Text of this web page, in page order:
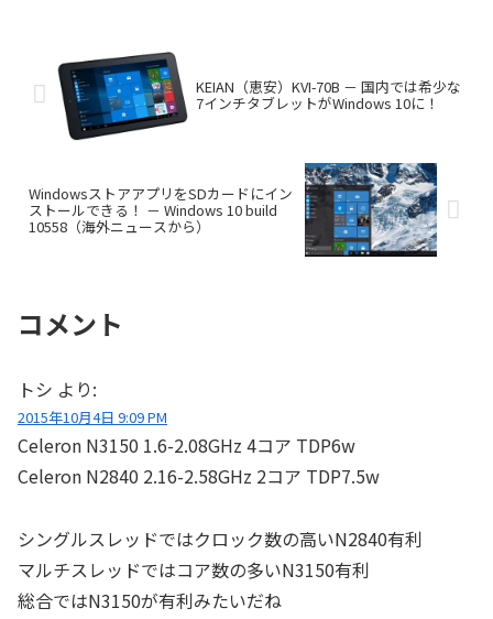
KEIAN（恵安）KVI-70B － 国内では希少な
7インチタブレットがWindows 10に！
WindowsストアアプリをSDカードにイン
ストールできる！ － Windows 10 build
10558（海外ニュースから）
コメント
トシ より:
2015年10月4日 9:09 PM
Celeron N3150 1.6-2.08GHz 4コア TDP6w
Celeron N2840 2.16-2.58GHz 2コア TDP7.5w
シングルスレッドではクロック数の高いN2840有利
マルチスレッドではコア数の多いN3150有利
総合ではN3150が有利みたいだね